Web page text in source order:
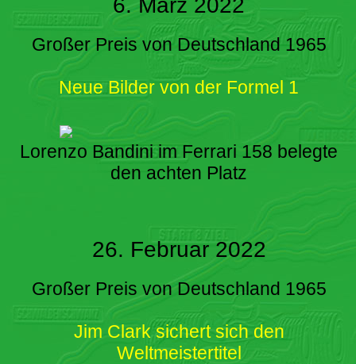
6. März 2022
Großer Preis von Deutschland 1965
Neue Bilder von der Formel 1
Lorenzo Bandini im Ferrari 158 belegte
den achten Platz
26. Februar 2022
Großer Preis von Deutschland 1965
Jim Clark sichert sich den
Weltmeistertitel